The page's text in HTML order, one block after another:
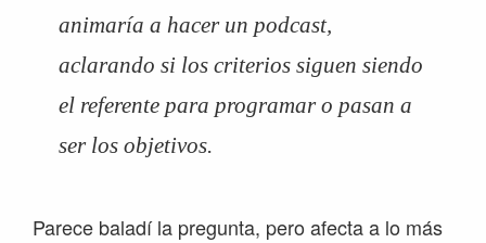
animaría a hacer un podcast,
aclarando si los criterios siguen siendo
el referente para programar o pasan a
ser los objetivos.
Parece baladí la pregunta, pero afecta a lo más